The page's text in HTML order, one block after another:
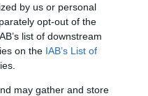
by us or personal
opt-out of the
list of downstream
on the IAB’s List of
may gather and store